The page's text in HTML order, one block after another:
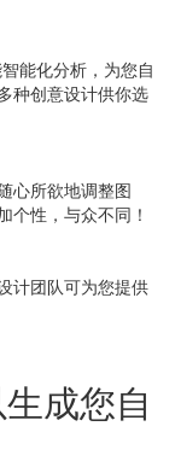
能化分析，为您自
种创意设计供你选
心所欲地调整图
个性，与众不同！
计团队可为您提供
成您自